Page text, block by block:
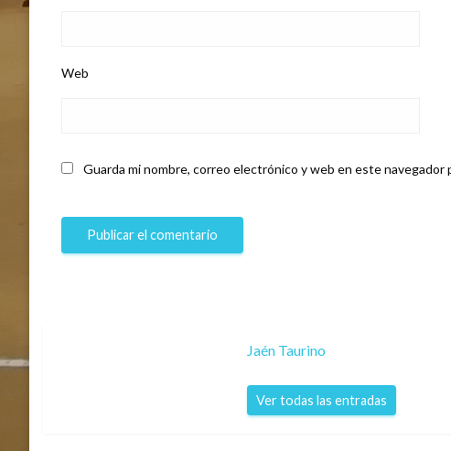
Web
Guarda mi nombre, correo electrónico y web en este navegador
Jaén Taurino
Ver todas las entradas